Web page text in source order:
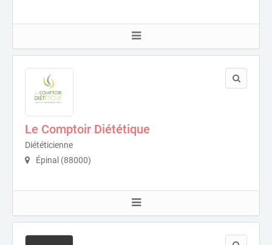
Le Comptoir Diététique
Diététicienne
Épinal (88000)